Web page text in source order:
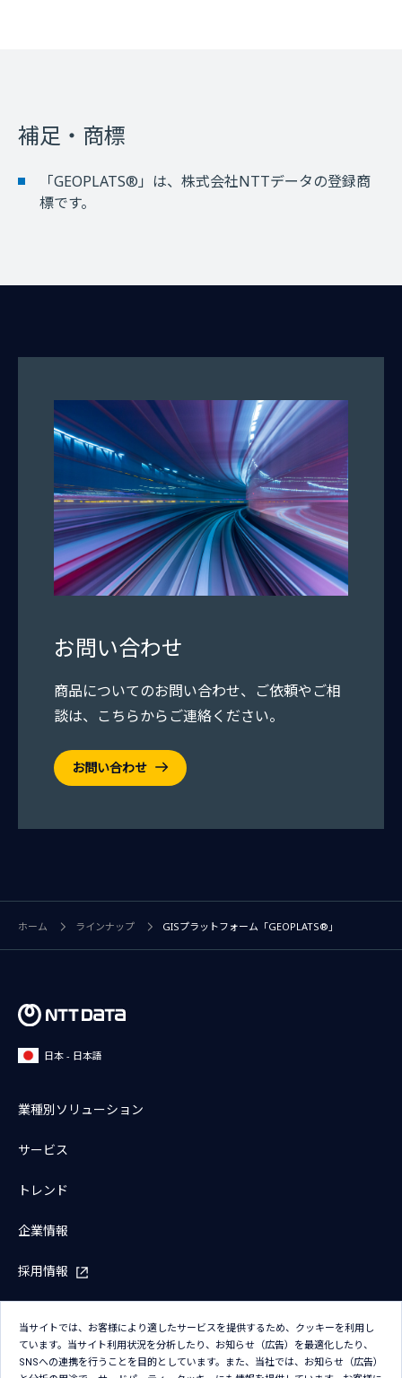
補足・商標
「GEOPLATS®」は、株式会社NTTデータの登録商
標です。
お問い合わせ
商品についてのお問い合わせ、ご依頼やご相
談は、こちらからご連絡ください。
お問い合わせ
ホーム ラインナップ GISプラットフォーム「GEOPLATS®」
日本 - 日本語
業種別ソリューション
サービス
トレンド
企業情報
採用情報
ニュース
当サイトでは、お客様により適したサービスを提供するため、クッキーを利用し
ています。当サイト利用状況を分析したり、お知らせ（広告）を最適化したり、
SNSへの連携を行うことを目的としています。また、当社では、お知らせ（広告）